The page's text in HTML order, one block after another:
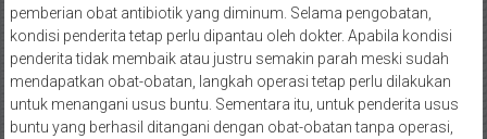
pemberian obat antibiotik yang diminum. Selama pengobatan,
kondisi penderita tetap perlu dipantau oleh dokter. Apabila kondisi
penderita tidak membaik atau justru semakin parah meski sudah
mendapatkan obat-obatan, langkah operasi tetap perlu dilakukan
untuk menangani usus buntu. Sementara itu, untuk penderita usus
buntu yang berhasil ditangani dengan obat-obatan tanpa operasi,